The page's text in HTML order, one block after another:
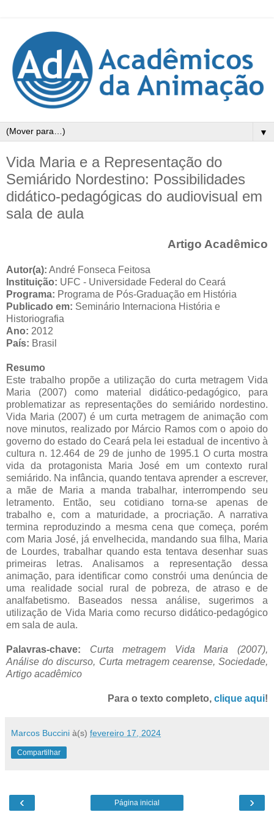
▼
Vida Maria e a Representação do
Semiárido Nordestino: Possibilidades
didático-pedagógicas do audiovisual em
sala de aula
Artigo Acadêmico
Autor(a): André Fonseca Feitosa
Instituição: UFC - Universidade Federal do Ceará
Programa: Programa de Pós-Graduação em História
Publicado em: Seminário Internaciona História e
Historiografia
Ano: 2012
País: Brasil
Resumo
Este trabalho propõe a utilização do curta metragem Vida
Maria (2007) como material didático-pedagógico, para
problematizar as representações do semiárido nordestino.
Vida Maria (2007) é um curta metragem de animação com
nove minutos, realizado por Márcio Ramos com o apoio do
governo do estado do Ceará pela lei estadual de incentivo à
cultura n. 12.464 de 29 de junho de 1995.1 O curta mostra
vida da protagonista Maria José em um contexto rural
semiárido. Na infância, quando tentava aprender a escrever,
a mãe de Maria a manda trabalhar, interrompendo seu
letramento. Então, seu cotidiano torna-se apenas de
trabalho e, com a maturidade, a procriação. A narrativa
termina reproduzindo a mesma cena que começa, porém
com Maria José, já envelhecida, mandando sua filha, Maria
de Lourdes, trabalhar quando esta tentava desenhar suas
primeiras letras. Analisamos a representação dessa
animação, para identificar como constrói uma denúncia de
uma realidade social rural de pobreza, de atraso e de
analfabetismo. Baseados nessa análise, sugerimos a
utilização de Vida Maria como recurso didático-pedagógico
em sala de aula.
Palavras-chave: Curta metragem Vida Maria (2007),
Análise do discurso, Curta metragem cearense, Sociedade,
Artigo acadêmico
Para o texto completo, clique aqui!
Marcos Buccini à(s) fevereiro 17, 2024
Compartilhar
‹ ›
Página inicial